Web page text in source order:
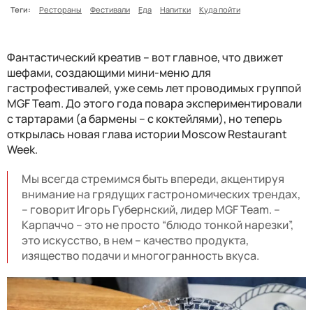
Теги:
Рестораны Фестивали Еда Напитки Куда пойти
Фантастический креатив – вот главное, что движет
шефами, создающими мини-меню для
гастрофестивалей, уже семь лет проводимых группой
MGF Team. До этого года повара экспериментировали
с тартарами (а бармены – с коктейлями), но теперь
открылась новая глава историиMoscow Restaurant
Week.
Мы всегда стремимся быть впереди, акцентируя
внимание на грядущих гастрономических трендах,
– говорит Игорь Губернский, лидер MGF Team. –
Карпаччо – это не просто “блюдо тонкой нарезки”,
это искусство, в нем – качество продукта,
изящество подачи и многогранность вкуса.